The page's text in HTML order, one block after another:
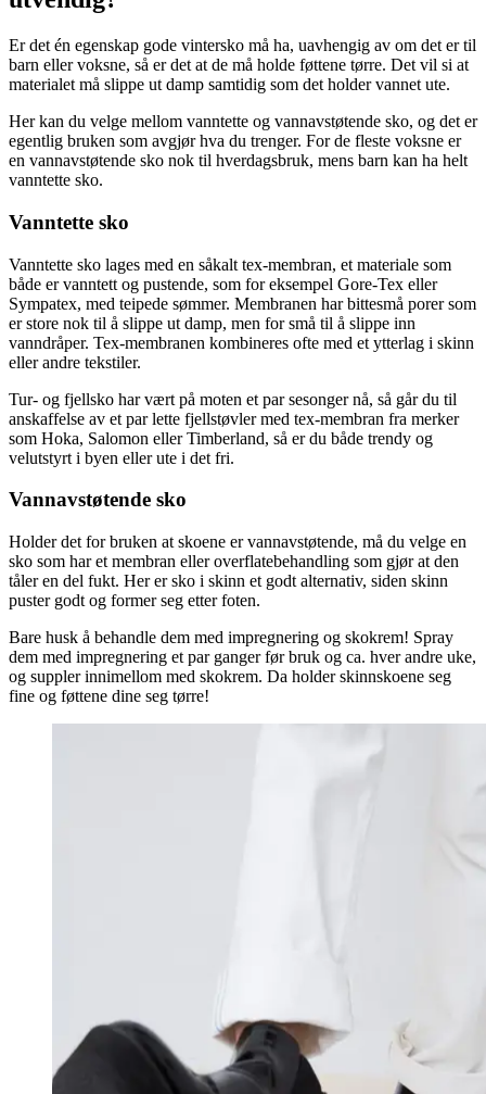
Er det én egenskap gode vintersko må ha, uavhengig av om det er til
barn eller voksne, så er det at de må holde føttene tørre. Det vil si at
materialet må slippe ut damp samtidig som det holder vannet ute.
Her kan du velge mellom vanntette og vannavstøtende sko, og det er
egentlig bruken som avgjør hva du trenger. For de fleste voksne er
en vannavstøtende sko nok til hverdagsbruk, mens barn kan ha helt
vanntette sko.
Vanntette sko
Vanntette sko lages med en såkalt tex-membran, et materiale som
både er vanntett og pustende, som for eksempel Gore-Tex eller
Sympatex, med teipede sømmer. Membranen har bittesmå porer som
er store nok til å slippe ut damp, men for små til å slippe inn
vanndråper. Tex-membranen kombineres ofte med et ytterlag i skinn
eller andre tekstiler.
Tur- og fjellsko har vært på moten et par sesonger nå, så går du til
anskaffelse av et par lette fjellstøvler med tex-membran fra merker
som Hoka, Salomon eller Timberland, så er du både trendy og
velutstyrt i byen eller ute i det fri.
Vannavstøtende sko
Holder det for bruken at skoene er vannavstøtende, må du velge en
sko som har et membran eller overflatebehandling som gjør at den
tåler en del fukt. Her er sko i skinn et godt alternativ, siden skinn
puster godt og former seg etter foten.
Bare husk å behandle dem med impregnering og skokrem! Spray
dem med impregnering et par ganger før bruk og ca. hver andre uke,
og suppler innimellom med skokrem. Da holder skinnskoene seg
fine og føttene dine seg tørre!